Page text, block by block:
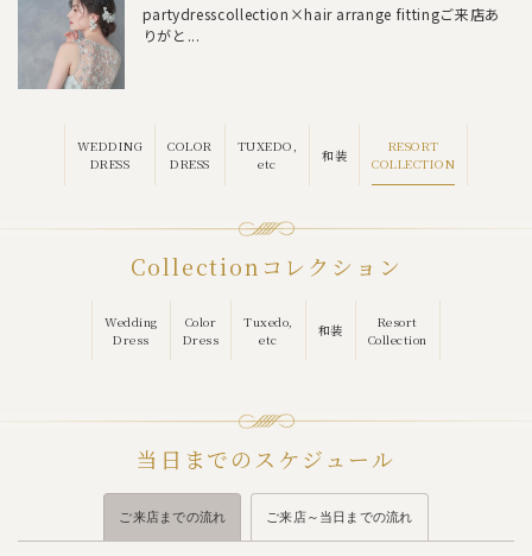
partydresscollection×hair arrange fittingご来店あ
りがと...
WEDDING
DRESS
COLOR
DRESS
TUXEDO,
etc
和装
RESORT
COLLECTION
Collection コレクション
Wedding
Dress
Color
Dress
Tuxedo,
etc
和装
Resort
Collection
当日までのスケジュール
ご来店までの流れ ご来店～当日までの流れ